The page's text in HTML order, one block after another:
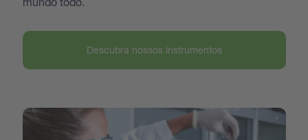
Descubra nossos instrumentos